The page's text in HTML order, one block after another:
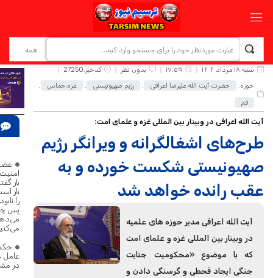
شنبه ۱۸ مرداد ۱۴۰۴ ۱۷:۵۹ بدون نظر
کدخبر:27250
حوزه:
حضرت آیت الله علیرضا اعرافی , رژیم صهیونیستی , غزه،حماس ,
قم
آیت الله اعرافی در وبینار بین المللی غزه و علمای امت:
طرح‌های اشغالگرانه و ویرانگر رژیم
صهیونیستی شکست خورده و به
عقب رانده خواهد شد
آیت الله اعرافی مدیر حوزه های علمیه
در وبینار بین المللی غزه و علمای امت
که با موضوع «محکومیت جنایت
جنگی ایجاد قحطی و گرسنگی دادن و
بار
باز
را
پس
در